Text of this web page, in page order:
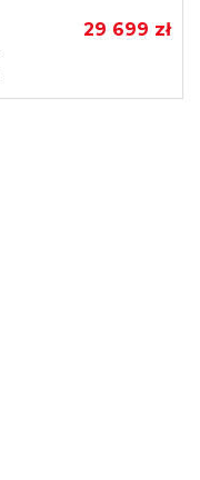
29 699 zł